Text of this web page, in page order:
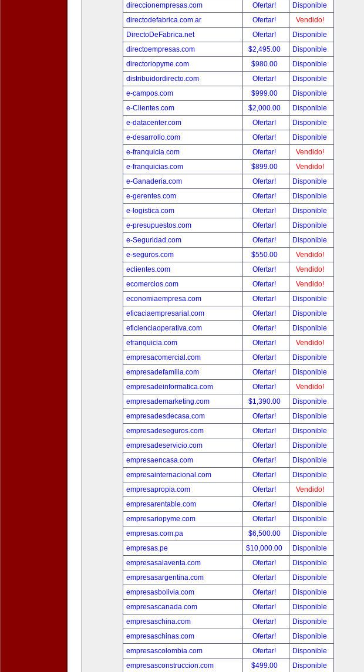
direccionempresas.com
Ofertar!
Disponible
directodefabrica.com.ar
Ofertar!
Vendido!
DirectoDeFabrica.net
Ofertar!
Disponible
directoempresas.com
$2,495.00
Disponible
directoriopyme.com
$980.00
Disponible
distribuidordirecto.com
Ofertar!
Disponible
e-campos.com
$999.00
Disponible
e-Clientes.com
$2,000.00
Disponible
e-datacenter.com
Ofertar!
Disponible
e-desarrollo.com
Ofertar!
Disponible
e-franquicia.com
Ofertar!
Vendido!
e-franquicias.com
$899.00
Vendido!
e-Ganaderia.com
Ofertar!
Disponible
e-gerentes.com
Ofertar!
Disponible
e-logistica.com
Ofertar!
Disponible
e-presupuestos.com
Ofertar!
Disponible
e-Seguridad.com
Ofertar!
Disponible
e-seguros.com
$550.00
Vendido!
eclientes.com
Ofertar!
Vendido!
ecomercios.com
Ofertar!
Vendido!
economiaempresa.com
Ofertar!
Disponible
eficaciaempresarial.com
Ofertar!
Disponible
eficienciaoperativa.com
Ofertar!
Disponible
efranquicia.com
Ofertar!
Vendido!
empresacomercial.com
Ofertar!
Disponible
empresadefamilia.com
Ofertar!
Disponible
empresadeinformatica.com
Ofertar!
Vendido!
empresademarketing.com
$1,390.00
Disponible
empresadesdecasa.com
Ofertar!
Disponible
empresadeseguros.com
Ofertar!
Disponible
empresadeservicio.com
Ofertar!
Disponible
empresaencasa.com
Ofertar!
Disponible
empresainternacional.com
Ofertar!
Disponible
empresapropia.com
Ofertar!
Vendido!
empresarentable.com
Ofertar!
Disponible
empresariopyme.com
Ofertar!
Disponible
empresas.com.pa
$6,500.00
Disponible
empresas.pe
$10,000.00
Disponible
empresasalaventa.com
Ofertar!
Disponible
empresasargentina.com
Ofertar!
Disponible
empresasbolivia.com
Ofertar!
Disponible
empresascanada.com
Ofertar!
Disponible
empresaschina.com
Ofertar!
Disponible
empresaschinas.com
Ofertar!
Disponible
empresascolombia.com
Ofertar!
Disponible
empresasconstruccion.com
$499.00 Disponible